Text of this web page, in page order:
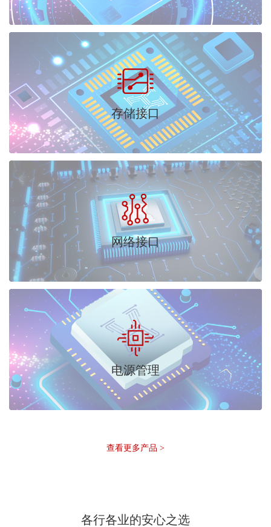
存储接口
网络接口
电源管理
查看更多产品 >
各行各业的安心之选